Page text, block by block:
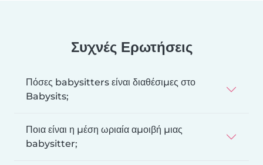
Συχνές Ερωτήσεις
Πόσες babysitters είναι διαθέσιμες στο
Babysits;
Ποια είναι η μέση ωριαία αμοιβή μιας
babysitter;